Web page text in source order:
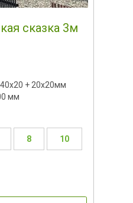
сказка 3м
+ 20х20мм
мм
8 10